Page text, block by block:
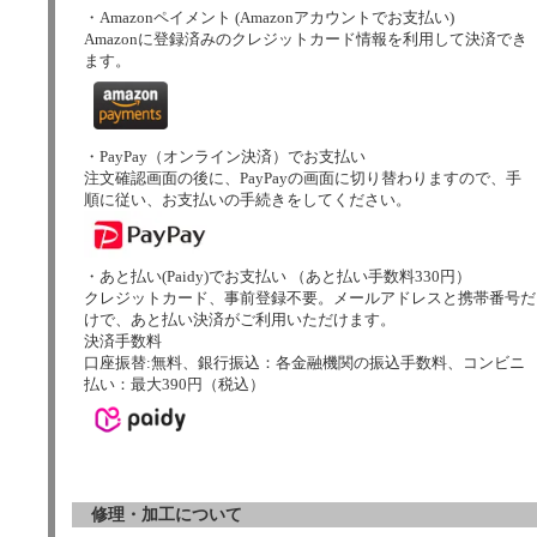
・Amazonペイメント (Amazonアカウントでお支払い)
Amazonに登録済みのクレジットカード情報を利用して決済でき
ます。
・PayPay（オンライン決済）でお支払い
注文確認画面の後に、PayPayの画面に切り替わりますので、手
順に従い、お支払いの手続きをしてください。
・あと払い(Paidy)でお支払い （あと払い手数料330円）
クレジットカード、事前登録不要。メールアドレスと携帯番号だ
けで、あと払い決済がご利用いただけます。
決済手数料
口座振替:無料、銀行振込：各金融機関の振込手数料、コンビニ
払い：最大390円（税込）
修理・加工について